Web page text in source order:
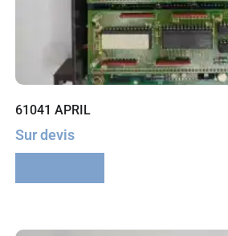
61041 APRIL
Sur devis